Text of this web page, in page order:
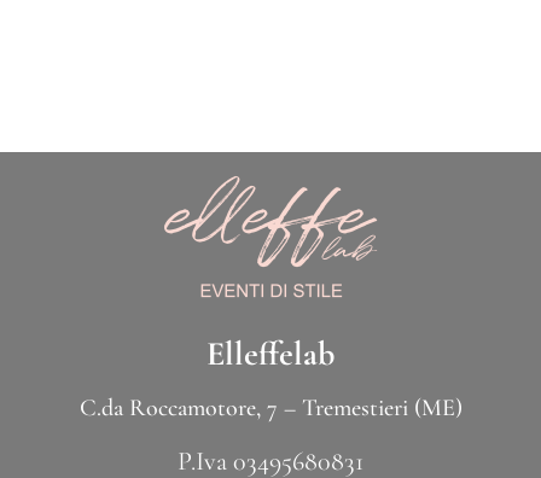
Elleffelab
C.da Roccamotore, 7 – Tremestieri (ME)
P.Iva 03495680831